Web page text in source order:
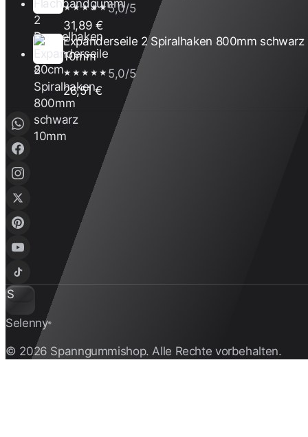
★★★★★5,0/5
31,89 €
Expanderseile 2 Spiralhaken 800mm schwarz
10mm
★★★★★ 5,0/5
26,51 €
S
Selenny®
© 2026 Spanngummishop. Alle Rechte vorbehalten.